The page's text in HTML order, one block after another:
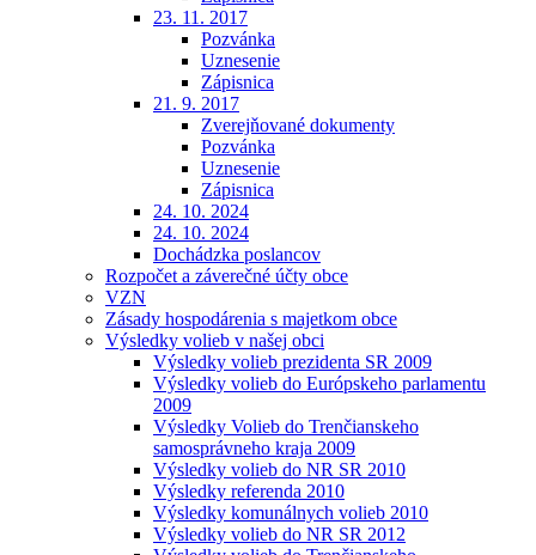
23. 11. 2017
Pozvánka
Uznesenie
Zápisnica
21. 9. 2017
Zverejňované dokumenty
Pozvánka
Uznesenie
Zápisnica
24. 10. 2024
24. 10. 2024
Dochádzka poslancov
Rozpočet a záverečné účty obce
VZN
Zásady hospodárenia s majetkom obce
Výsledky volieb v našej obci
Výsledky volieb prezidenta SR 2009
Výsledky volieb do Európskeho parlamentu
2009
Výsledky Volieb do Trenčianskeho
samosprávneho kraja 2009
Výsledky volieb do NR SR 2010
Výsledky referenda 2010
Výsledky komunálnych volieb 2010
Výsledky volieb do NR SR 2012